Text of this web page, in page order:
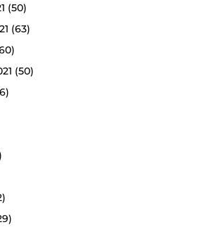
(50)
(63)
(50)